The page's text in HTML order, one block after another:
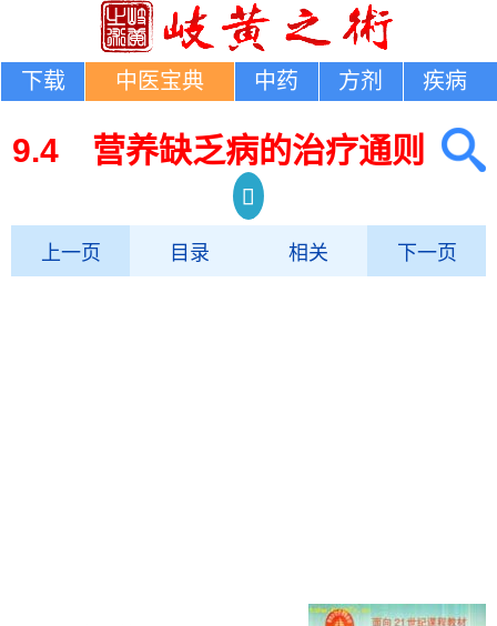
下载 中医宝典 中药 方剂 疾病
9.4 营养缺乏病的治疗通则
上一页 目录 相关 下一页